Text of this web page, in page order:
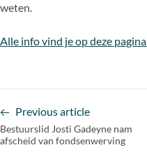
weten.
Alle info vind je op deze pagina.
Previous article
Bestuurslid Josti Gadeyne nam
afscheid van fondsenwerving